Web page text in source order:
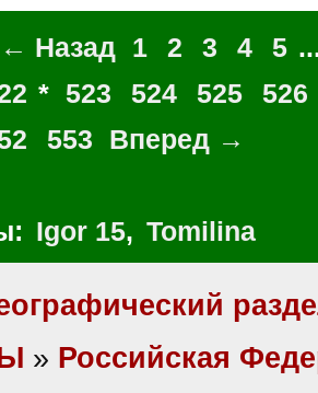
← Назад 1 2 3 4 5
* 523 524 525 526
553 Вперед →
Igor 15, Tomilina
» Российская